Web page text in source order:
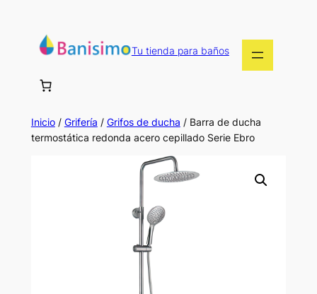
contenido
Tu tienda para baños
Inicio/ Grifería / Grifos de ducha / Barra de ducha
termostática redonda acero cepillado Serie Ebro